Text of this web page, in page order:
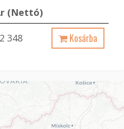
(Nettó)
348 Kosárba